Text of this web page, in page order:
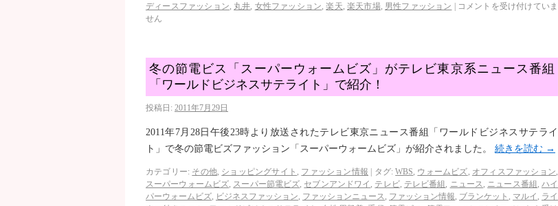
ディースファッション, 丸井, 女性ファッション,楽天, 楽天市場, 男性ファッション
コメントを受け付けていま
せん
冬の節電ビス「スーパーウォームビズ」がテレビ東京系ニュース番組
「ワールドビジネスサテライト」で紹介！
投稿日: 2011年7月29日
2011年7月28日午後23時より放送されたテレビ東京ニュース番組「ワールドビジネスサテライ
ト」で冬の節電ビズファッション「スーパーウォームビズ」が紹介されました。 続きを読む →
カテゴリー: その他, ショッピングサイト , ファッション情報 タグ: WBS, ウォームビズ, オフィスファッション,
スーパーウォームビズ, スーパー節電ビズ, セブンアンドワイ , テレビ, テレビ番組 , ニュース, ニュース番組 ,ハイ
パーウォームビズ, ビジネスファッション, ファッションニュース, ファッション情報, ブランケット , マルイ , ライ